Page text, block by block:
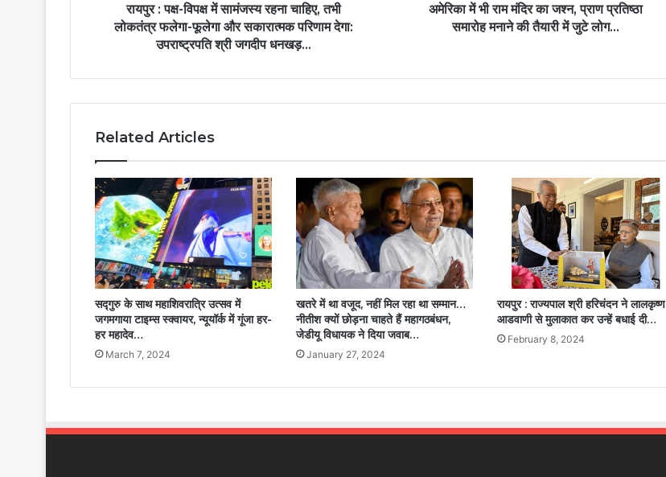
रायपुर : पक्ष-विपक्ष में सामंजस्य रहना चाहिए, तभी
लोकतंत्र फलेगा-फूलेगा और सकारात्मक परिणाम देगा:
उपराष्ट्रपति श्री जगदीप धनखड़...
अमेरिका में भी राम मंदिर का जश्न, प्राण प्रतिष्ठा
समारोह मनाने की तैयारी में जुटे लोग...
Related Articles
सद्गुरु के साथ महाशिवरात्रि उत्सव में
जगमगाया टाइम्स स्क्वायर, न्यूयॉर्क में गूंजा हर-
हर महादेव…
March 7, 2024
खतरे में था वजूद, नहीं मिल रहा था सम्मान…
नीतीश क्यों छोड़ना चाहते हैं महागठबंधन,
जेडीयू विधायक ने दिया जवाब…
January 27, 2024
रायपुर : राज्यपाल श्री हरिचंदन ने लालकृष्ण
आडवाणी से मुलाकात कर उन्हें बधाई दी…
February 8, 2024